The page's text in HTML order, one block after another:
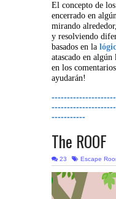
El concepto de los
encerrado en
mirando
y resolviendo
basados en la
atascado en
en los
ayudarán!
-----------
The ROOF
23 Escape